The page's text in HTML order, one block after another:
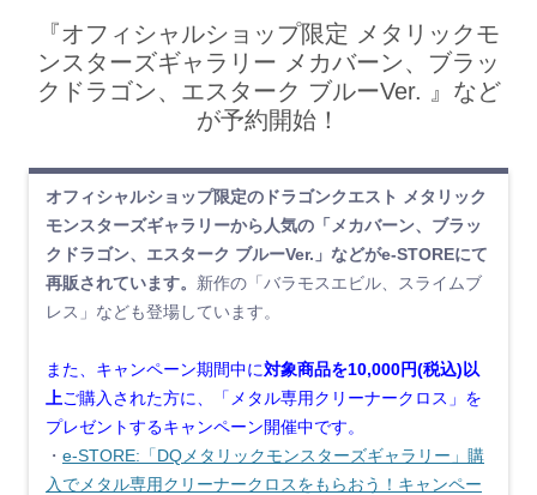
『オフィシャルショップ限定 メタリックモ
ンスターズギャラリー メカバーン、ブラッ
クドラゴン、エスターク ブルーVer. 』など
が予約開始！
オフィシャルショップ限定のドラゴンクエスト メタリック
モンスターズギャラリーから人気の「メカバーン、ブラッ
クドラゴン、エスターク ブルーVer.」などがe-STOREにて
再販されています。 新作の「バラモスエビル、スライムブ
レス」なども登場しています。
また、キャンペーン期間中に対象商品を10,000円(税込)以
上ご購入された方に、「メタル専用クリーナークロス」を
プレゼントするキャンペーン開催中です。
・ e-STORE:「DQメタリックモンスターズギャラリー」購
入でメタル専用クリーナークロスをもらおう！キャンペー